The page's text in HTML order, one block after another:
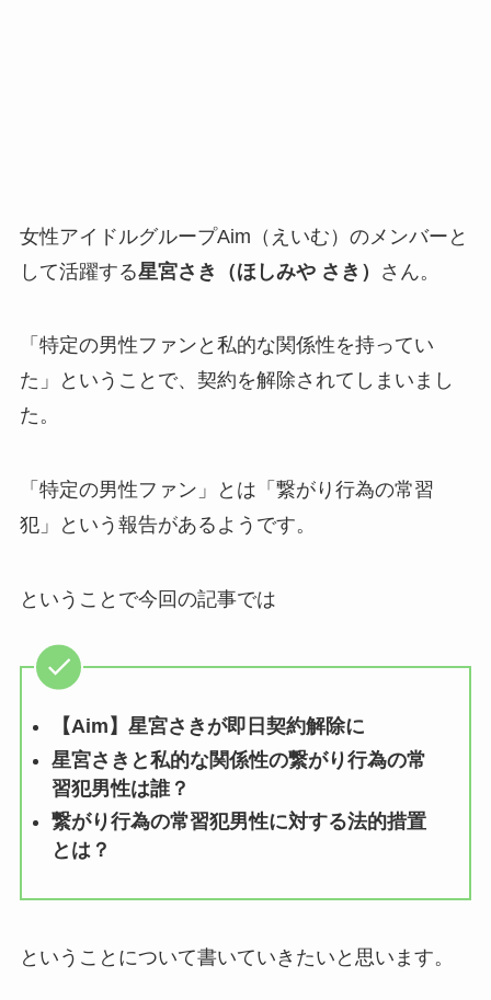
女性アイドルグループAim（えいむ）のメンバーと
して活躍する星宮さき（ほしみや さき） さん。
「特定の男性ファンと私的な関係性を持ってい
た」ということで、契約を解除されてしまいまし
た。
「特定の男性ファン」とは「繋がり行為の常習
犯」という報告があるようです。
ということで今回の記事では
【Aim】星宮さきが即日契約解除に
星宮さきと私的な関係性の繋がり行為の常
習犯男性は誰？
繋がり行為の常習犯男性に対する法的措置
とは？
ということについて書いていきたいと思います。